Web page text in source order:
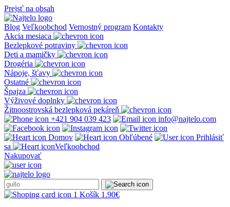
Prejsť na obsah
Blog Veľkoobchod Vernostný program Kontakty
Akcia mesiaca
Bezlepkové potraviny
Deti a mamičky
Drogéria
Nápoje, šťavy
Ostatné
Špajza
Výživové doplnky
Žitnoostrovská bezlepková pekáreň
+421 904 039 423
info@najtelo.com
Domov Obľúbené
Prihlásiť
sa
Veľkoobchod
Nakupovať
1 Košík 1.90€